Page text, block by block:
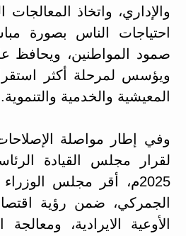
والإداري، واتخاذ المعالجات
احتياجات الناس بصورة
صمود المواطنين، ويحافظ
ويؤسس لمرحلة أكثر
المعيشية والخدمية والتنموية.
وفي إطار مواصلة الإصلاحات
2025م، أقر مجلس
الجمركي، ضمن رؤية
الأوعية الايرادية،